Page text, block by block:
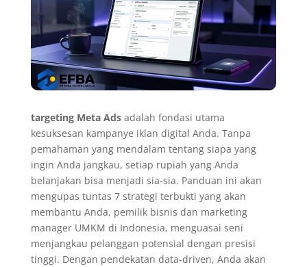
targeting Meta Adsadalah fondasi utama
kesuksesan kampanye iklan digital Anda. Tanpa
pemahaman yang mendalam tentang siapa yang
ingin Anda jangkau, setiap rupiah yang Anda
belanjakan bisa menjadi sia-sia. Panduan ini akan
mengupas tuntas 7 strategi terbukti yang akan
membantu Anda, pemilik bisnis dan marketing
manager UMKM di Indonesia, menguasai seni
menjangkau pelanggan potensial dengan presisi
tinggi. Dengan pendekatan data-driven, Anda akan